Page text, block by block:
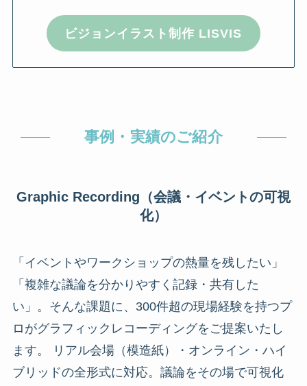
ビジョンイラスト制作 LISVIS
事例・実績のご紹介
Graphic Recording（会議・イベントの可視
化）
「イベントやワークショップの熱量を残したい」
「複雑な議論を分かりやすく記録・共有した
い」。そんな課題に、300件超の現場経験を持つプ
ロがグラフィックレコーディングをご提案いたし
ます。 リアル会場（模造紙）・オンライン・ハイ
ブリッドの全形式に対応。議論をその場で可視化